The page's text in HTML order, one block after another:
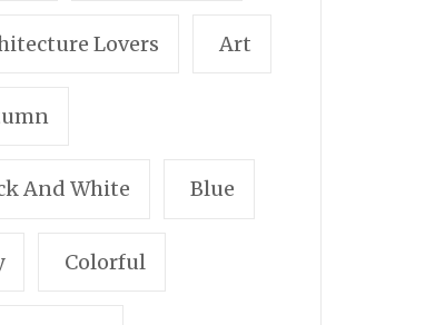
Lovers Art
And White Blue
Colorful